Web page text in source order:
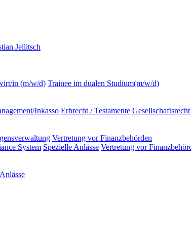
Jellitsch
in (m/w/d) Trainee im dualen Studium(m/w/d)
Inkasso Erbrecht / Testamente Gesellschaftsrecht
Vertretung vor Finanzbehörden
System Spezielle Anlässe Vertretung vor